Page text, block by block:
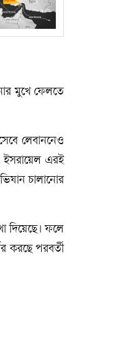
মুখে ফেলতে
লেবাননেও
ইসরায়েল এরই
চালানোর
দিয়েছে। ফলে
করছে পরবর্তী